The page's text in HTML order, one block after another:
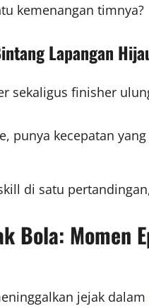
kemenangan timnya?
Lapangan
sekaligus finisher
punya kecepatan
di satu
Bola: Momen
jejak dalam